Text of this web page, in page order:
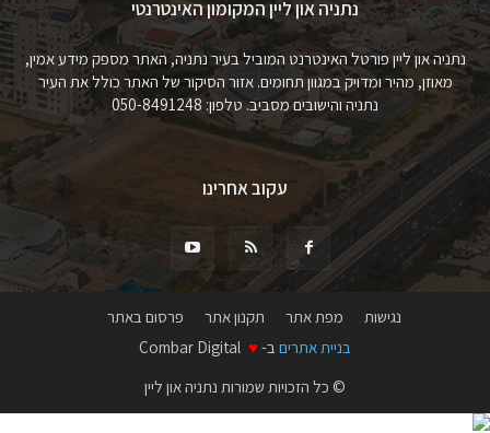
נתניה און ליין המקומון האינטרנטי
נתניה און ליין פורטל האינטרנט המוביל בעיר נתניה, האתר מספק מידע אמין,
מאוזן, מהיר ומדויק במגוון תחומים. אזור הסיקור של האתר כולל את העיר
נתניה והישובים מסביב. טלפון: 050-8491248
עקוב אחרינו
נגישות מפת אתר תקנון אתר
פרסום באתר
בניית אתרים ב- ♥
© כל הזכויות שמורות נתניה און ליין